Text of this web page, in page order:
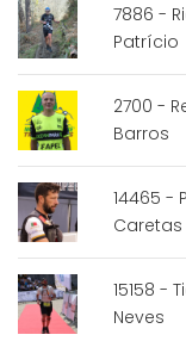
7886 -
Patrício
2700 -
Barros
14465 -
Caretas
15158 -
Neves